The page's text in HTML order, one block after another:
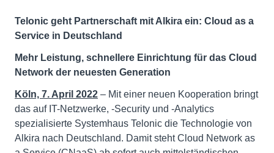
Telonic geht Partnerschaft mit Alkira ein: Cloud as a
Service in Deutschland
Mehr Leistung, schnellere Einrichtung für das Cloud
Network der neuesten Generation
Köln, 7. April 2022 – Mit einer neuen Kooperation bringt
das auf IT-Netzwerke, -Security und -Analytics
spezialisierte Systemhaus Telonic die Technologie von
Alkira nach Deutschland. Damit steht Cloud Network as